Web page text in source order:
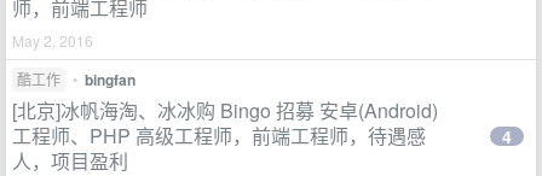
师，前端工程师
May 2, 2016
酷工作
• bingfan
[北京]冰帆海淘、冰冰购 Bingo 招募 安卓(Android)
工程师、PHP 高级工程师，前端工程师，待遇感
人，项目盈利
4